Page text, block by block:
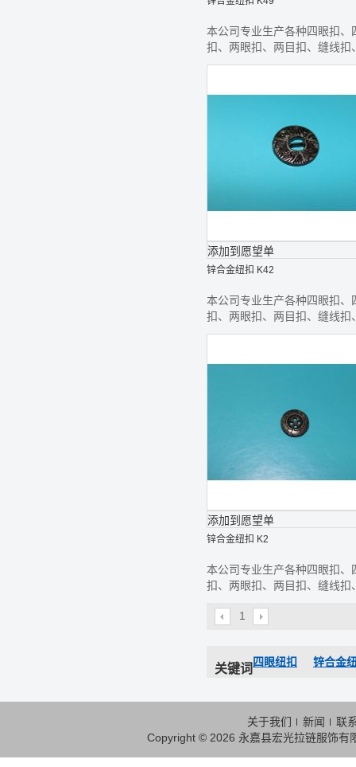
本公司专业生产各种四眼扣、
扣、两眼扣、两目扣、缝线扣
线钮、款式齐全,欢迎前来选
添加到愿望单
锌合金纽扣 K42
本公司专业生产各种四眼扣、
扣、两眼扣、两目扣、缝线扣
线钮、款式齐全,欢迎前来选
添加到愿望单
锌合金纽扣 K2
本公司专业生产各种四眼扣、
扣、两眼扣、两目扣、缝线扣
1
关键词 四眼纽扣 锌合金
关于我们 新闻
联
Copyright © 2026 永嘉县宏光拉链服饰有